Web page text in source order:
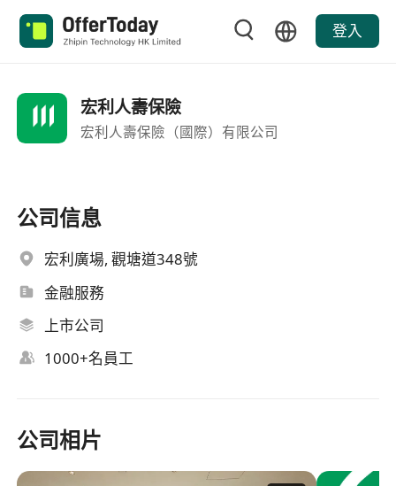
登入
宏利人壽保險
宏利人壽保險（國際）有限公司
公司信息
宏利廣場, 觀塘道348號
金融服務
上市公司
1000+名員工
公司相片